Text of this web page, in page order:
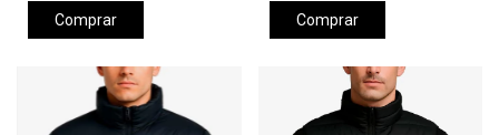
Comprar Comprar